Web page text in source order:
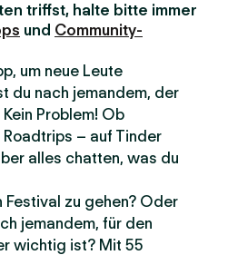
triffst, halte bitte immer
und Community-
um neue Leute
du nach jemandem, der
Problem! Ob
– auf Tinder
alles chatten, was du
Festival zu gehen? Oder
jemandem, für den
wichtig ist? Mit 55